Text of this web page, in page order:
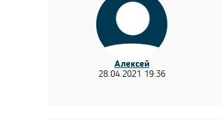
Алексей
28.04.2021 19:36